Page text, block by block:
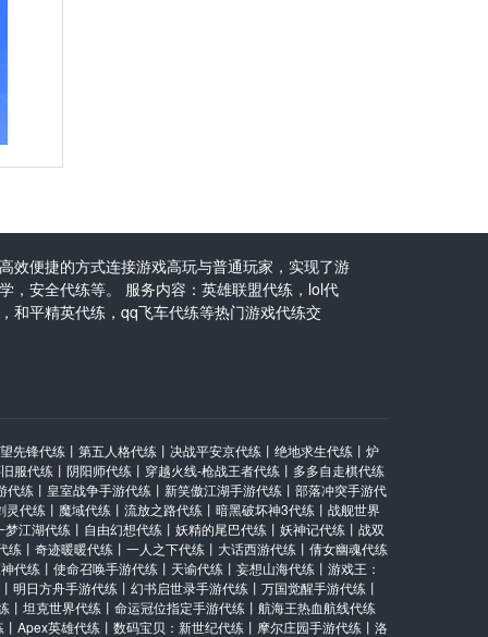
效便捷的方式连接游戏高玩与普通玩家，实现了游
，安全代练等。 服务内容：英雄联盟代练，lol代
和平精英代练，qq飞车代练等热门游戏代练交
先锋代练 丨 第五人格代练 丨 决战平安京代练 丨 绝地求生代练 丨 炉
服代练 丨 阴阳师代练 丨 穿越火线-枪战王者代练 丨 多多自走棋代练
代练 丨 皇室战争手游代练 丨 新笑傲江湖手游代练 丨 部落冲突手游代
灵代练 丨 魔域代练 丨 流放之路代练 丨 暗黑破坏神3代练 丨 战舰世界
梦江湖代练 丨 自由幻想代练 丨 妖精的尾巴代练 丨 妖神记代练 丨 战双
练 丨 奇迹暖暖代练 丨 一人之下代练 丨 大话西游代练 丨 倩女幽魂代练
代练 丨 使命召唤手游代练 丨 天谕代练 丨 妄想山海代练 丨 游戏王：
丨 明日方舟手游代练 丨 幻书启世录手游代练 丨 万国觉醒手游代练 丨
丨 坦克世界代练 丨 命运冠位指定手游代练 丨 航海王热血航线代练
丨 Apex英雄代练 丨 数码宝贝：新世纪代练 丨 摩尔庄园手游代练 丨 洛